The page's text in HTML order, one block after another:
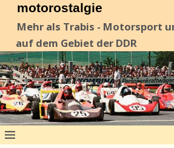
motorostalgie
Mehr als Trabis - Motorsport
auf dem Gebiet der DDR